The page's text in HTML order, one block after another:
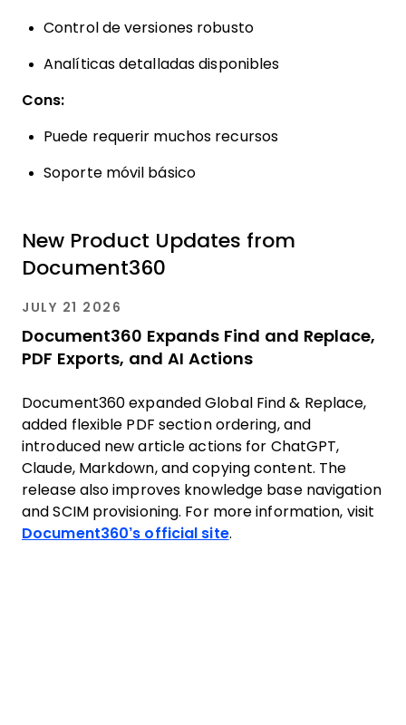
Control de versiones robusto
Analíticas detalladas disponibles
Cons:
Puede requerir muchos recursos
Soporte móvil básico
New Product Updates from
Document360
JULY 21 2026
Document360 Expands Find and Replace,
PDF Exports, and AI Actions
Document360 expanded Global Find & Replace,
added flexible PDF section ordering, and
introduced new article actions for ChatGPT,
Claude, Markdown, and copying content. The
release also improves knowledge base navigation
and SCIM provisioning. For more information, visit
Document360’s official site.